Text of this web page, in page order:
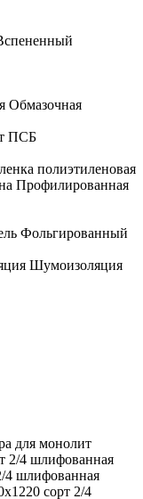
Обмазочная
ПСБ
полиэтиленовая
Профилированная
Фольгированный
Шумоизоляция
для монолит
4 шлифованная